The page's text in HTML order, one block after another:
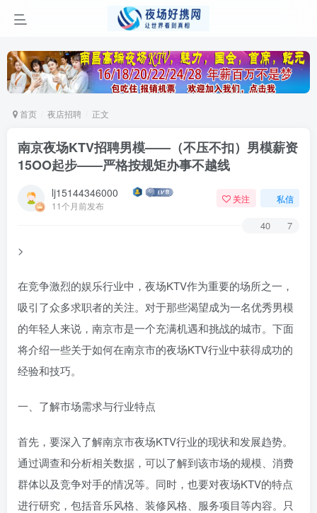
首页 夜店招聘 正文
南京夜场KTV招聘男模——（不压不扣）男模薪资
15OO起步——严格按规矩办事不越线
lj15144346000
11个月前发布
关注 私信
40 7
>
在竞争激烈的娱乐行业中，夜场KTV作为重要的场所之一，
吸引了众多求职者的关注。对于那些渴望成为一名优秀男模
的年轻人来说，南京市是一个充满机遇和挑战的城市。下面
将介绍一些关于如何在南京市的夜场KTV行业中获得成功的
经验和技巧。
一、了解市场需求与行业特点
首先，要深入了解南京市夜场KTV行业的现状和发展趋势。
通过调查和分析相关数据，可以了解到该市场的规模、消费
群体以及竞争对手的情况等。同时，也要对夜场KTV的特点
进行研究，包括音乐风格、装修风格、服务项目等内容。只